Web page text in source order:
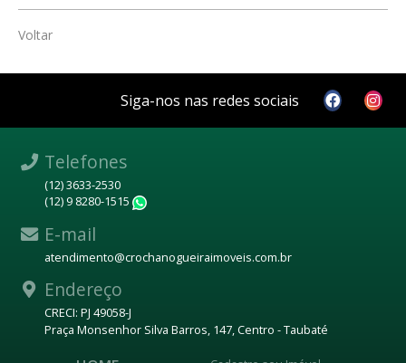
Voltar
Siga-nos nas redes sociais
Telefones
(12) 3633-2530
(12) 9 8280-1515
E-mail
atendimento@crochanogueiraimoveis.com.br
Endereço
CRECI: PJ 49058-J
Praça Monsenhor Silva Barros, 147, Centro - Taubaté